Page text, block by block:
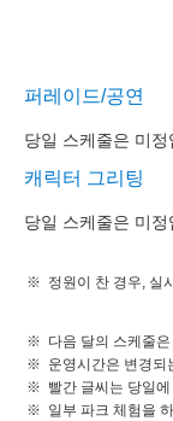
퍼레이드/공연
당일 스케줄은 미정
캐릭터 그리팅
당일 스케줄은 미정
정원이 찬 경우, 실
다음 달의 스케줄
운영시간은 변경되
빨간 글씨는 당일
일부 파크 체험을